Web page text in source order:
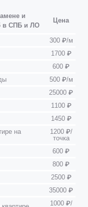
и
в СПБ и ЛО
Цена
300 ₽/м
1700 ₽
600 ₽
500 ₽/м
25000 ₽
1100 ₽
1450 ₽
на
1200 ₽/
точка
600 ₽
800 ₽
2500 ₽
35000 ₽
1000 ₽/